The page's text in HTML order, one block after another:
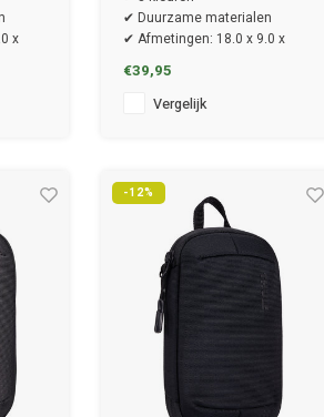
x
✔ Duurzame materialen
✔ Afmetingen: 18.0 x 9.0 x
€39,95
Vergelijk
-12%